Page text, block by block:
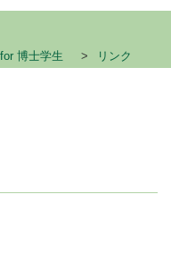
博士学生
リンク